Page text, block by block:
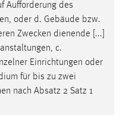
Aufforderung des
oder d. Gebäude bzw.
Zwecken dienende [...]
c.
Einrichtungen oder
für bis zu zwei
nach Absatz 2 Satz 1
anonym.
zu verstehen, wie
nutzen.